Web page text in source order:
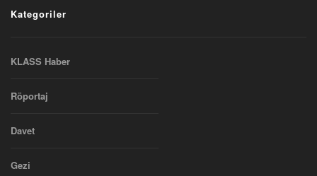
Kategoriler
KLASS Haber
Röportaj
Davet
Gezi